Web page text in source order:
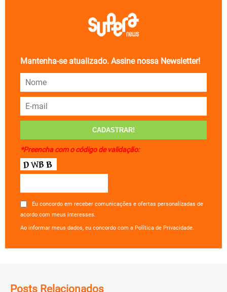
Mantenha-se atualizado. Assine nossa Newsletter!
*Preencha com o código de validação:
Eu concordo em receber comunicações e ofertas personalizadas de
acordo com meus interesses.
Ao informar meus dados, eu concordo com a Política de Privacidade.
Posts Relacionados